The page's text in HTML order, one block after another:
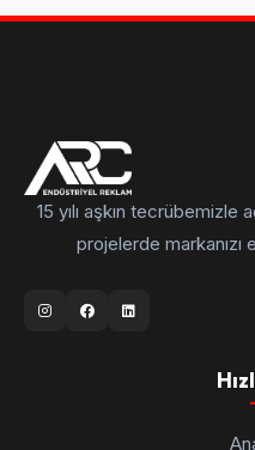
15 yılı aşkın tecrübemizle
projelerde markanızı